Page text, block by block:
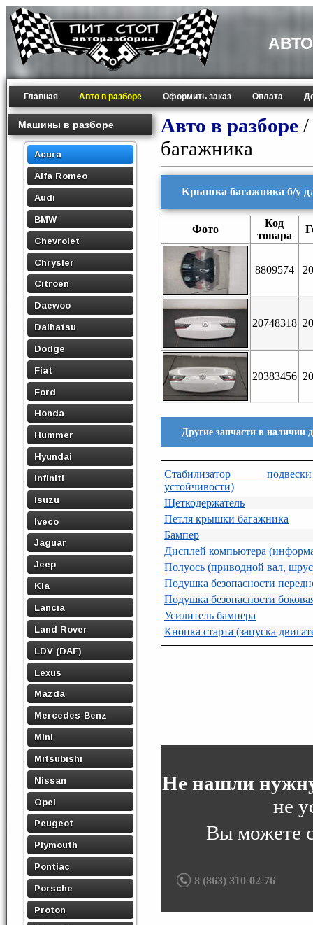
Главная Авто в разборе Оформить заказ Оплата
Машины в разборе
Acura
Alfa Romeo
Audi
BMW
Chevrolet
Chrysler
Citroen
Daewoo
Daihatsu
Dodge
Fiat
Ford
Honda
Hummer
Hyundai
Infiniti
Isuzu
Iveco
Jaguar
Jeep
Kia
Lancia
Land Rover
LDV (DAF)
Lexus
Mazda
Mercedes-Benz
Mini
Mitsubishi
Nissan
Opel
Peugeot
Plymouth
Pontiac
Porsche
Proton
Авто в разборе /
багажника
Крышка багажника б/у
Фото
Код
товара
8809574
20748318
20383456
Другие запчасти в наличии
Стабилизатор
устойчивости)
Щеткодержатель
Петля крышки багажника
Бампер
Дисплей компьютера
Полуось (приводной вал,
Подушка безопасности
Подушка безопасности
Усилитель бампера
Кнопка старта (запуска
Не нашли
не
Вы можете
8 (863) 310-02-76